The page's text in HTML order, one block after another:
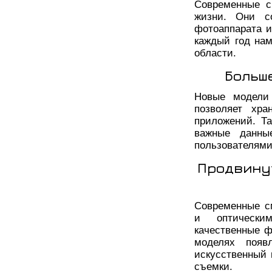
Современные
жизни. Они
фотоаппарата
каждый год
области.
Новые модели
позволяет
приложений.
важные
Современные
и
качественные
моделях
искусственный
съемки.